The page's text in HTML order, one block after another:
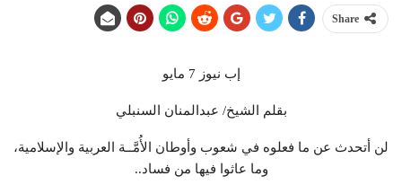
Share
إب نيوز 7 مايو
بقلم الشيخ/ عبدالمنان السنبلي
لن أتحدث عن ما فعلوه في شعوب وأوطان الأُمَّــة العربية والإسلامية،
وما عاثوا فيها من فساد..